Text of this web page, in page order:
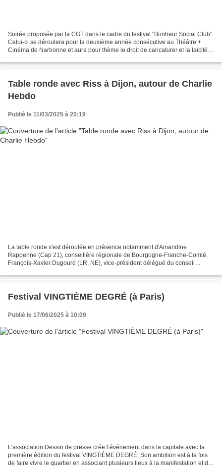
Soirée proposée par la CGT dans le cadre du festival "Bonheur Social Club".
Celui-ci se déroulera pour la deuxième année consécutive au Théâtre +
Cinéma de Narbonne et aura pour thème le droit de caricaturer et la laïcité.
Table ronde avec Riss à Dijon, autour de Charlie
Hebdo
Publié le 11/03/2025 à 20:19
La table ronde s'est déroulée en présence notamment d'Amandine
Rappenne (Cap 21), conseillère régionale de Bourgogne-Franche-Comté,
François-Xavier Dugourd (LR, NE), vice-président délégué du conseil
Festival VINGTIÈME DEGRÉ (à Paris)
Publié le 17/06/2025 à 10:09
L’association Dessin de presse crée l’événement dans la capitale avec la
première édition du festival VINGTIÈME DEGRÉ. Son ambition est à la fois
de faire vivre le quartier en associant plusieurs lieux à la manifestation et de